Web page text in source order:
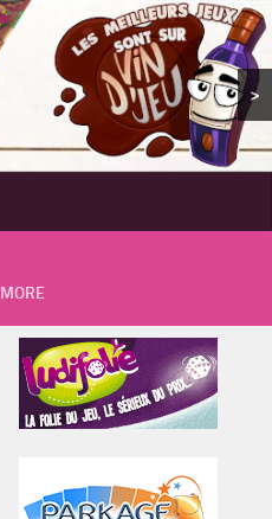
>
MORE